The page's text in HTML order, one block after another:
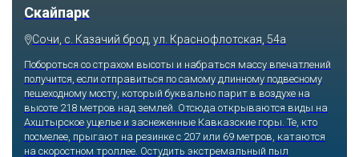
Скайпарк
Сочи, с. Казачий брод, ул. Краснофлотская, 54а
Побороться со страхом высоты и набраться массу впечатлений
получится, если отправиться по самому длинному подвесному
пешеходному мосту, который буквально парит в воздухе на
высоте 218 метров над землей. Отсюда открываются виды на
Ахштырское ущелье и заснеженные Кавказские горы. Те, кто
посмелее, прыгают на резинке с 207 или 69 метров, катаются
на скоростном троллее. Остудить экстремальный пыл